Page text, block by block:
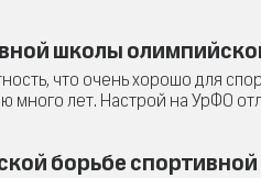
школы
что очень хорошо для
много лет. Настрой на УрФО
борьбе